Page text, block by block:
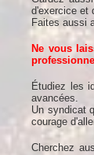
d'exercice et
Faites aussi
Ne vous
Étudiez les
avancées.
Un syndicat
courage
Cherchez